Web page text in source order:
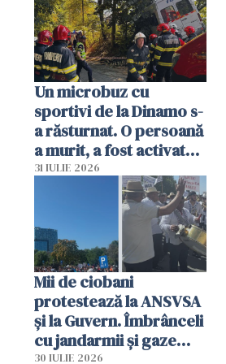
Un microbuz cu
sportivi de la Dinamo s-
a răsturnat. O persoană
a murit, a fost activat
planul roșu de
31 IULIE 2026
Mii de ciobani
protestează la ANSVSA
și la Guvern. Îmbrânceli
cu jandarmii și gaze
30 IULIE 2026